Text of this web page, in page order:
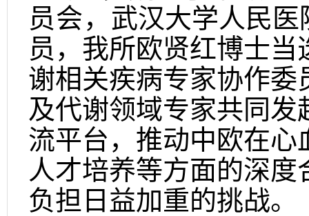
员会， 武汉大学人民
员，我所欧贤红博士当
谢相关疾病专家协作
及代谢领域专家共同
流平台，推动中欧在
人才培养等方面的深
负担日益加重的挑战。